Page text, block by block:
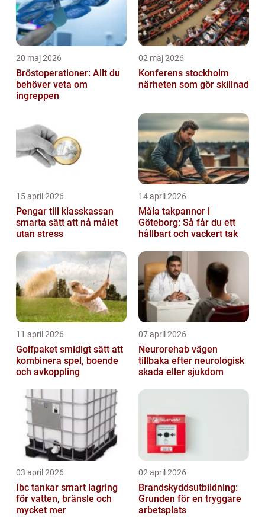
20 maj 2026
Bröstoperationer: Allt du
behöver veta om
ingreppen
02 maj 2026
Konferens stockholm
närheten som gör skillnad
15 april 2026
Pengar till klasskassan
smarta sätt att nå målet
utan stress
14 april 2026
Måla takpannor i
Göteborg: Så får du ett
hållbart och vackert tak
11 april 2026
Golfpaket smidigt sätt att
kombinera spel, boende
och avkoppling
07 april 2026
Neurorehab vägen
tillbaka efter neurologisk
skada eller sjukdom
03 april 2026
Ibc tankar smart lagring
för vatten, bränsle och
mycket mer
02 april 2026
Brandskyddsutbildning:
Grunden för en tryggare
arbetsplats